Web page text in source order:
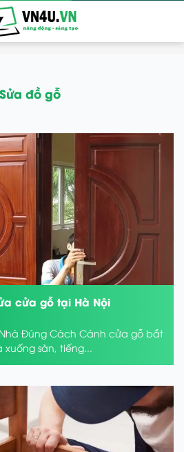
Sửa đồ gỗ
cửa gỗ tại Hà Nội
Nhà Đúng Cách Cánh cửa gỗ bắt
sàn, tiếng...